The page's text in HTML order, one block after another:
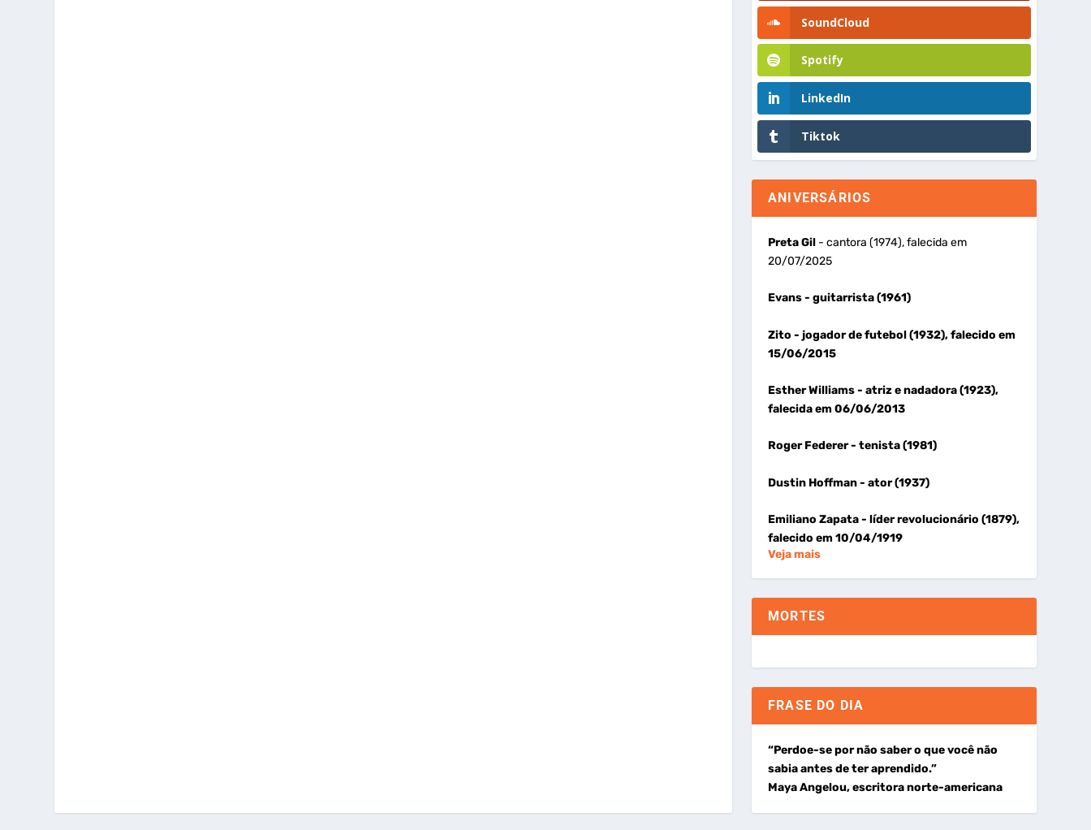
SoundCloud
Spotify
LinkedIn
Tiktok
ANIVERSÁRIOS
Preta Gil- cantora (1974), falecida em
20/07/2025
Evans- guitarrista (1961)
Zito - jogador de futebol (1932), falecido em
15/06/2015
Esther Williams- atriz e nadadora (1923),
falecida em 06/06/2013
Roger Federer- tenista (1981)
Dustin Hoffman- ator (1937)
Emiliano Zapata- líder revolucionário (1879),
falecido em 10/04/1919
Veja mais
MORTES
FRASE DO DIA
“Perdoe-se por não saber o que você não
sabia antes de ter aprendido.”
Maya Angelou, escritora norte-americana